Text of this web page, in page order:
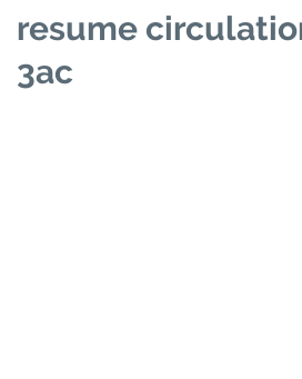
resume
3ac